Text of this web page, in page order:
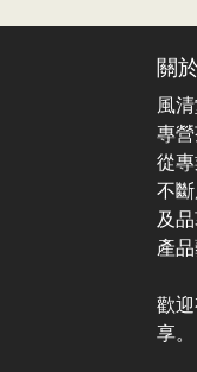
關
風
專
從
不
及
產
歡
享。